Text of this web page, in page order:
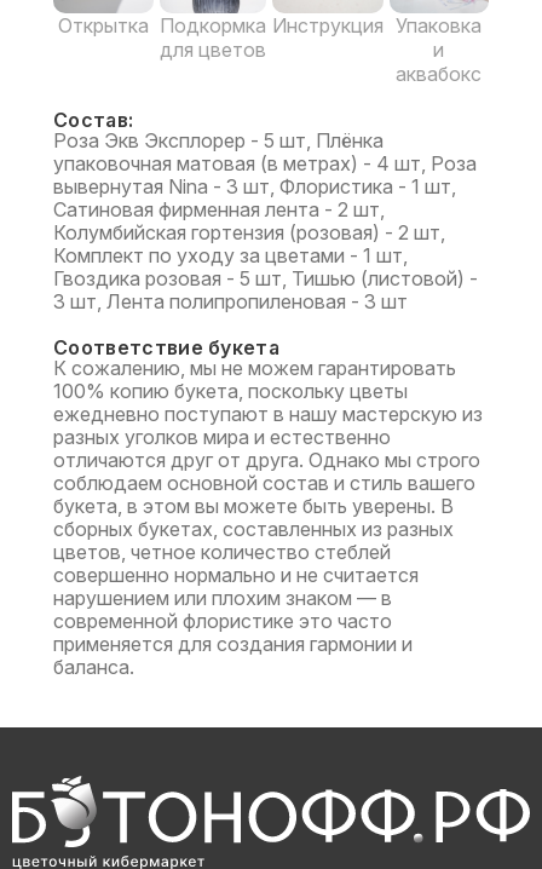
Открытка Подкормка
для цветов
Инструкция Упаковка
и
аквабокс
Состав:
Роза Экв Эксплорер - 5 шт, Плёнка
упаковочная матовая (в метрах) - 4 шт, Роза
вывернутая Nina - 3 шт, Флористика - 1 шт,
Сатиновая фирменная лента - 2 шт,
Колумбийская гортензия (розовая) - 2 шт,
Комплект по уходу за цветами - 1 шт,
Гвоздика розовая - 5 шт, Тишью (листовой) -
3 шт, Лента полипропиленовая - 3 шт
Соответствие букета
К сожалению, мы не можем гарантировать
100% копию букета, поскольку цветы
ежедневно поступают в нашу мастерскую из
разных уголков мира и естественно
отличаются друг от друга. Однако мы строго
соблюдаем основной состав и стиль вашего
букета, в этом вы можете быть уверены. В
сборных букетах, составленных из разных
цветов, четное количество стеблей
совершенно нормально и не считается
нарушением или плохим знаком — в
современной флористике это часто
применяется для создания гармонии и
баланса.